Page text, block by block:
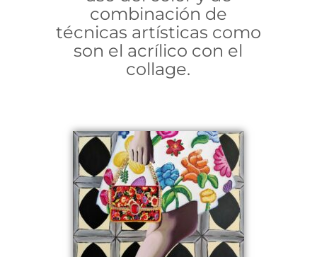
combinación de
técnicas artísticas como
son el acrílico con el
collage.